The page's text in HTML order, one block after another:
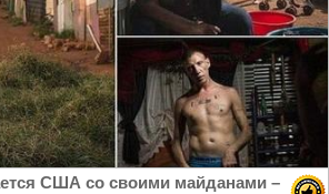
США со своими майданами –